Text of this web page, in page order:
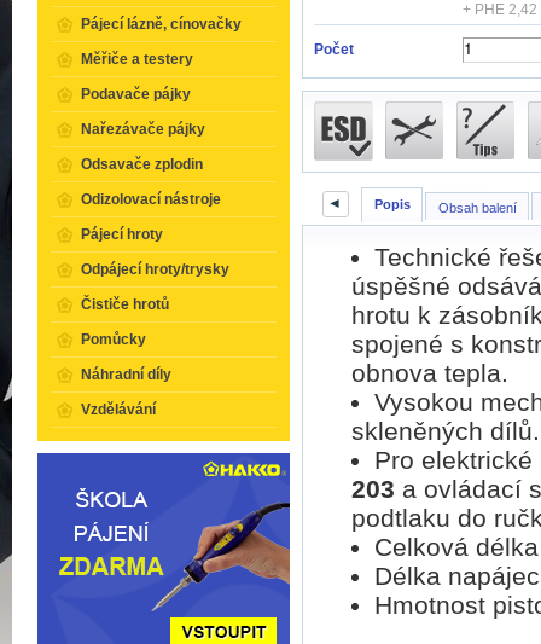
+ PHE 2,42
Počet
◄ Popis Obsah balení
Technické
úspěšné
hrotu k
spojené s
obnova tepla.
Vysokou
skleněných dílů.
Pro
203 a ovládací
podtlaku do
Celková
Délka
Hmotnost
Pájecí lázně, cínovačky
Měřiče a testery
Podavače pájky
Nařezávače pájky
Odsavače zplodin
Odizolovací nástroje
Pájecí hroty
Odpájecí hroty/trysky
Čističe hrotů
Pomůcky
Náhradní díly
Vzdělávání